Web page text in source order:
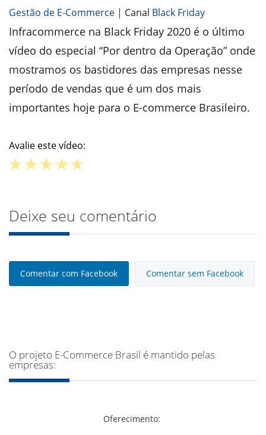
Gestão de E-Commerce | Canal Black Friday
Infracommerce na Black Friday 2020 é o último
vídeo do especial “Por dentro da Operação” onde
mostramos os bastidores das empresas nesse
período de vendas que é um dos mais
importantes hoje para o E-commerce Brasileiro.
Avalie este vídeo:
Deixe seu comentário
Comentar com Facebook Comentar sem Facebook
O projeto E-Commerce Brasil é mantido pelas
empresas:
Oferecimento: